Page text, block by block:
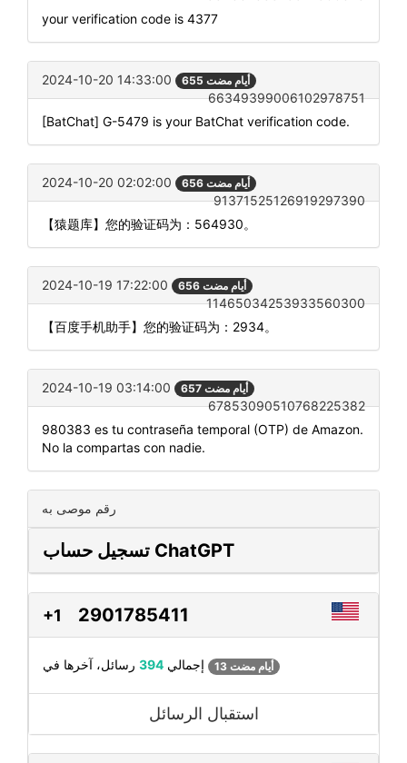
your verification code is 4377
2024-10-20 14:33:00 655 أيام مضت
66349399006102978751
[BatChat] G-5479 is your BatChat verification code.
2024-10-20 02:02:00 656 أيام مضت
91371525126919297390
【猿题库】您的验证码为：564930。
2024-10-19 17:22:00 656 أيام مضت
11465034253933560300
【百度手机助手】您的验证码为：2934。
2024-10-19 03:14:00 657 أيام مضت
67853090510768225382
980383 es tu contraseña temporal (OTP) de Amazon.
No la compartas con nadie.
رقم موصى به
تسجيل حساب ChatGPT
+1 2901785411
إجمالي 394 13 أيام مضت
استقبال الرسائل